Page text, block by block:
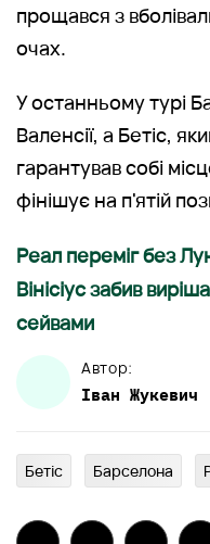
прощався з
очах.
У останньому турі
Валенсії, а Бетіс,
гарантував собі
фінішує на п'ятій
Реал переміг без
Вінісіус забив
сейвами
Автор:
Іван Жукевич
Бетіс Барселона